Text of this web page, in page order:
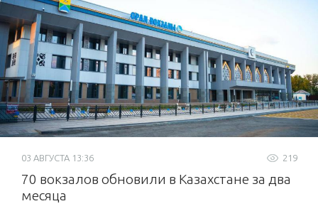
219
03 АВГУСТА 13:36
70 вокзалов обновили в Казахстане за два
месяца